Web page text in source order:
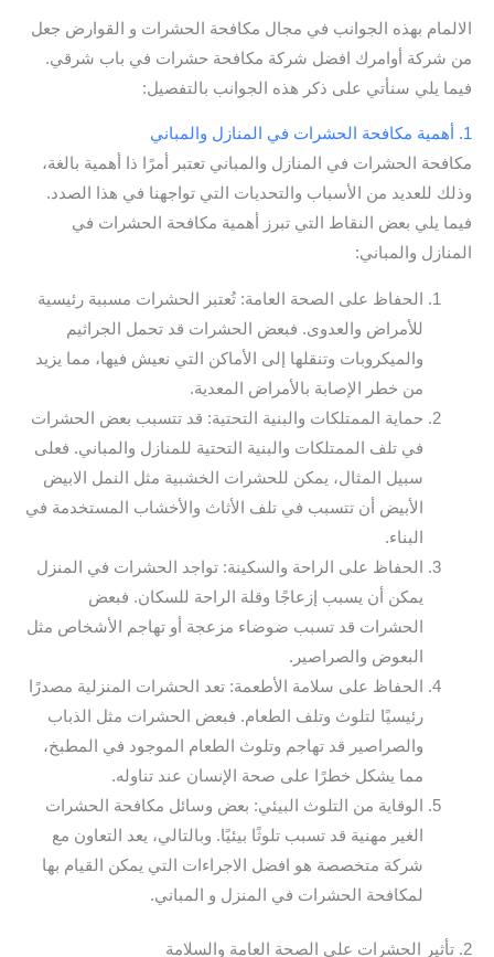
الالمام بهذه الجوانب في مجال مكافحة الحشرات و القوارض جعل
من شركة أوامرك افضل شركة مكافحة حشرات في باب شرقي.
فيما يلي سنأتي على ذكر هذه الجوانب بالتفصيل:
1. أهمية مكافحة الحشرات في المنازل والمباني
مكافحة الحشرات في المنازل والمباني تعتبر أمرًا ذا أهمية بالغة،
وذلك للعديد من الأسباب والتحديات التي تواجهنا في هذا الصدد.
فيما يلي بعض النقاط التي تبرز أهمية مكافحة الحشرات في
المنازل والمباني:
الحفاظ على الصحة العامة: تُعتبر الحشرات مسببة رئيسية
للأمراض والعدوى. فبعض الحشرات قد تحمل الجراثيم
والميكروبات وتنقلها إلى الأماكن التي نعيش فيها، مما يزيد
من خطر الإصابة بالأمراض المعدية.
حماية الممتلكات والبنية التحتية: قد تتسبب بعض الحشرات
في تلف الممتلكات والبنية التحتية للمنازل والمباني. فعلى
سبيل المثال، يمكن للحشرات الخشبية مثل النمل الابيض
الأبيض أن تتسبب في تلف الأثاث والأخشاب المستخدمة في
البناء.
الحفاظ على الراحة والسكينة: تواجد الحشرات في المنزل
يمكن أن يسبب إزعاجًا وقلة الراحة للسكان. فبعض
الحشرات قد تسبب ضوضاء مزعجة أو تهاجم الأشخاص مثل
البعوض والصراصير.
الحفاظ على سلامة الأطعمة: تعد الحشرات المنزلية مصدرًا
رئيسيًا لتلوث وتلف الطعام. فبعض الحشرات مثل الذباب
والصراصير قد تهاجم وتلوث الطعام الموجود في المطبخ،
مما يشكل خطرًا على صحة الإنسان عند تناوله.
الوقاية من التلوث البيئي: بعض وسائل مكافحة الحشرات
الغير مهنية قد تسبب تلوثًا بيئيًا. وبالتالي، يعد التعاون مع
شركة متخصصة هو افضل الاجراءات التي يمكن القيام بها
لمكافحة الحشرات في المنزل و المباني.
2. تأثير الحشرات على الصحة العامة والسلامة